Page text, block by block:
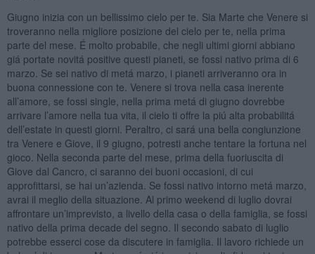
Giugno inizia con un bellissimo cielo per te. Sia Marte che Venere si
troveranno nella migliore posizione del cielo per te, nella prima
parte del mese. É molto probabile, che negli ultimi giorni abbiano
giá portate novitá positive questi pianeti, se fossi nativo prima di 6
marzo. Se sei nativo di metá marzo, i pianeti arriveranno ora in
buona connessione con te. Venere si trova nella casa inerente
all’amore, se fossi single, nella prima metá di giugno dovrebbe
arrivare l’amore nella tua vita, il cielo ti offre la piú alta probabilitá
dell’estate in questi giorni. Peraltro, ci sará una bella congiunzione
tra Venere e Giove, il 9 giugno, potresti anche tentare la fortuna nel
gioco. Nella seconda parte del mese, prima della fuoriuscita di
Giove dal Cancro, ci saranno dei buoni occasioni, di cui
approfittarsi, se hai un’azienda. Se fossi nativo intorno metá marzo,
avrai il meglio della situazione. Al primo weekend di luglio dovrai
affrontare un’imprevisto, a livello della casa o della famiglia, se fossi
nativo della prima decade del segno. Il secondo sabato di luglio
potrebbe esserci cose da discutere in famiglia. Il lavoro richiede un